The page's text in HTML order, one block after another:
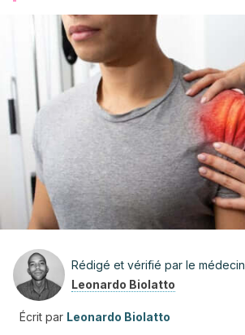
Rédigé et vérifié par le médecin
Leonardo Biolatto
Écrit par Leonardo Biolatto